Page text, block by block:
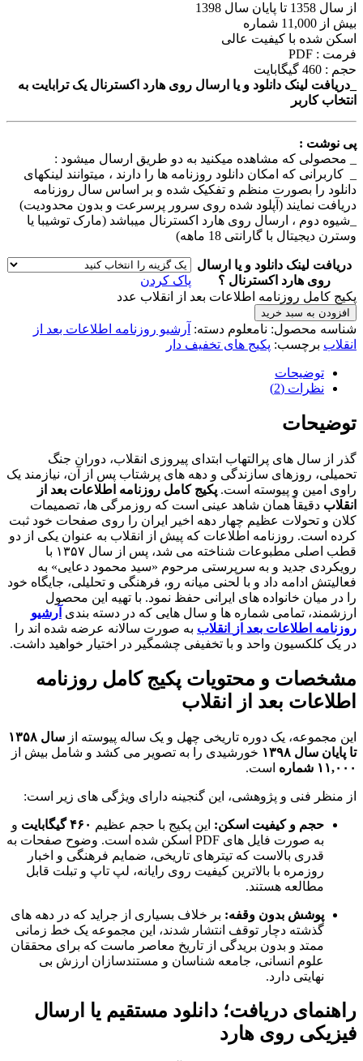
از سال 1358 تا پایان سال 1398
بیش از 11,000 شماره
اسکن شده با کیفیت عالی
فرمت : PDF
حجم : 460 گیگابایت
_دریافت لینک دانلود و یا ارسال روی هارد اکسترنال یک ترابایت به
انتخاب کاربر
پی نوشت :
_ محصولی که مشاهده میکنید به دو طریق ارسال میشود :
_ کاربرانی که امکان دانلود روزنامه ها را دارند ، میتوانند لینکهای
دانلود را بصورت منظم و تفکیک شده و بر اساس سال روزنامه
دریافت نمایند (آپلود شده روی سرور پرسرعت و بدون محدودیت)
_شیوه دوم ، ارسال روی هارد اکسترنال میباشد (مارک توشیبا یا
وسترن دیجیتال با گارانتی 18 ماهه)
دریافت لینک دانلود و یا ارسال
روی هارد اکسترنال ؟
پاک کردن
پکیج کامل روزنامه اطلاعات بعد از انقلاب عدد
افزودن به سبد خرید
شناسه محصول: نامعلوم دسته: آرشیو روزنامه اطلاعات بعد از
انقلاب برچسب: پکیج های تخفیف دار
توضیحات
نظرات (2)
توضیحات
گذر از سال های پرالتهاب ابتدای پیروزی انقلاب، دوران جنگ
تحمیلی، روزهای سازندگی و دهه های پرشتاب پس از آن، نیازمند یک
راوی امین و پیوسته است. پکیج کامل روزنامه اطلاعات بعد از
انقلاب دقیقاً همان شاهد عینی است که روزمرگی ها، تصمیمات
کلان و تحولات عظیم چهار دهه اخیر ایران را روی صفحات خود ثبت
کرده است. روزنامه اطلاعات که پیش از انقلاب به عنوان یکی از دو
قطب اصلی مطبوعات شناخته می شد، پس از سال ۱۳۵۷ با
رویکردی جدید و به سرپرستی مرحوم «سید محمود دعایی» به
فعالیتش ادامه داد و با لحنی میانه رو، فرهنگی و تحلیلی، جایگاه خود
را در میان خانواده های ایرانی حفظ نمود. با تهیه این محصول
ارزشمند، تمامی شماره ها و سال هایی که در دسته بندی آرشیو
روزنامه اطلاعات بعد از
انقلاب به صورت سالانه عرضه شده اند را
در یک کلکسیون واحد و با تخفیفی چشمگیر در اختیار خواهید داشت.
مشخصات و محتویات پکیج کامل روزنامه
اطلاعات بعد از انقلاب
این مجموعه، یک دوره تاریخی چهل و یک ساله پیوسته از
سال ۱۳۵۸
تا پایان سال ۱۳۹۸
خورشیدی را به تصویر می کشد و شامل بیش از
۱۱,۰۰۰ شماره
است.
از منظر فنی و پژوهشی، این گنجینه دارای ویژگی های زیر است:
حجم و کیفیت اسکن: این پکیج با حجم عظیم ۴۶۰ گیگابایت
و
به صورت فایل های PDF اسکن شده است. وضوح صفحات به
قدری بالاست که تیترهای تاریخی، ضمایم فرهنگی و اخبار
روزمره با بالاترین کیفیت روی رایانه، لپ تاپ و تبلت قابل
مطالعه هستند.
پوشش بدون وقفه: بر خلاف بسیاری از جراید که در دهه های
گذشته دچار توقف انتشار شدند، این مجموعه یک خط زمانی
ممتد و بدون بریدگی از تاریخ معاصر ماست که برای محققان
علوم انسانی، جامعه شناسان و مستندسازان ارزش بی
نهایتی دارد.
راهنمای دریافت؛ دانلود مستقیم یا ارسال
فیزیکی روی هارد